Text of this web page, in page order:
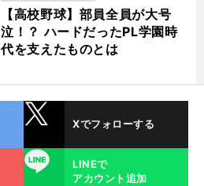
【高校野球】部員全員が大号
泣！？ ハードだったPL学園時
代を支えたものとは
動画
Xでフォローする
LINE
LINEで
アカウント追加